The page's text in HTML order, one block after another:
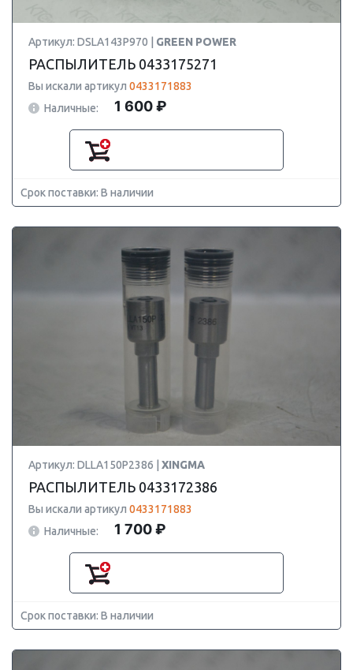
Артикул: DSLA143P970 | GREEN POWER
РАСПЫЛИТЕЛЬ 0433175271
Вы искали артикул 0433171883
Наличные:
1 600 ₽
Срок поставки: В наличии
Артикул: DLLA150P2386 | XINGMA
РАСПЫЛИТЕЛЬ 0433172386
Вы искали артикул 0433171883
Наличные:
1 700 ₽
Срок поставки: В наличии